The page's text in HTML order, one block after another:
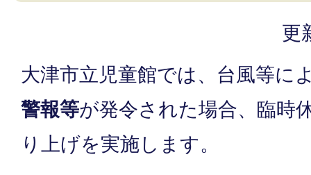
更
大津市立児童館では、台風等に
警報等が発令された場合、臨時
り上げを実施します。